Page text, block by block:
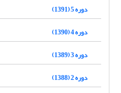
دوره 5 (1391)
دوره 4 (1390)
دوره 3 (1389)
دوره 2 (1388)